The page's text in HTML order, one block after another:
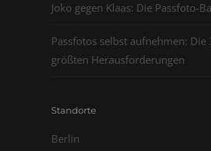
Joko gegen Klaas: Die Passfoto-
Passfotos selbst aufnehmen: Die
größten Herausforderungen
Standorte
Berlin